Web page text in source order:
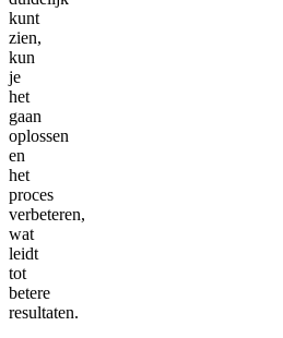
kunt
zien,
kun
je
het
gaan
oplossen
en
het
proces
verbeteren,
wat
leidt
tot
betere
resultaten.